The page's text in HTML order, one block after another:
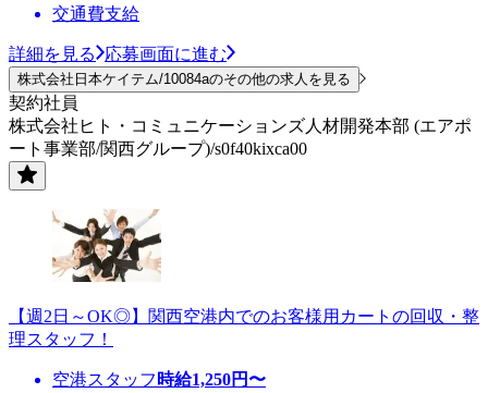
交通費支給
詳細を見る 応募画面に進む
株式会社日本ケイテム/10084aのその他の求人を見る
契約社員
株式会社ヒト・コミュニケーションズ人材開発本部 (エアポ
ート事業部/関西グループ)/s0f40kixca00
【週2日～OK◎】関西空港内でのお客様用カートの回収・整
理スタッフ！
空港スタッフ 時給1,250円〜